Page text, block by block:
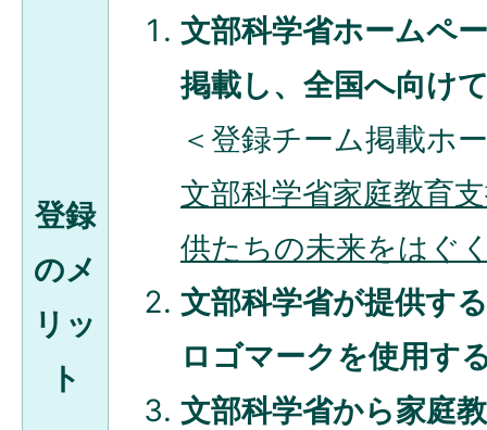
登録
のメ
リッ
ト
文部科学省ホームペ
掲載し、全国へ向け
＜登録チーム掲載ホ
文部科学省家庭教育
供たちの未来をはぐ
文部科学省が提供す
ロゴマークを使用す
文部科学省から家庭